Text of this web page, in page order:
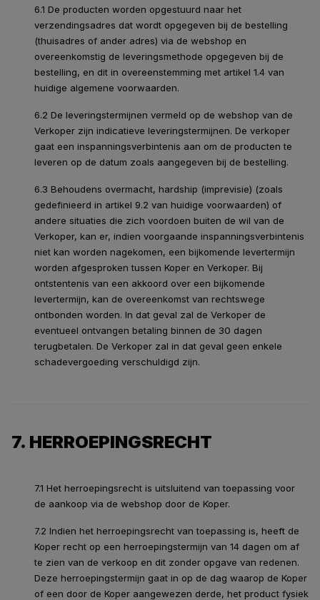
6.1 De producten worden opgestuurd naar het
verzendingsadres dat wordt opgegeven bij de bestelling
(thuisadres of ander adres) via de webshop en
overeenkomstig de leveringsmethode opgegeven bij de
bestelling, en dit in overeenstemming met artikel 1.4 van
huidige algemene voorwaarden.
6.2 De leveringstermijnen vermeld op de webshop van de
Verkoper zijn indicatieve leveringstermijnen. De verkoper
gaat een inspanningsverbintenis aan om de producten te
leveren op de datum zoals aangegeven bij de bestelling.
6.3 Behoudens overmacht, hardship (imprevisie) (zoals
gedefinieerd in artikel 9.2 van huidige voorwaarden) of
andere situaties die zich voordoen buiten de wil van de
Verkoper, kan er, indien voorgaande inspanningsverbintenis
niet kan worden nagekomen, een bijkomende levertermijn
worden afgesproken tussen Koper en Verkoper. Bij
ontstentenis van een akkoord over een bijkomende
levertermijn, kan de overeenkomst van rechtswege
ontbonden worden. In dat geval zal de Verkoper de
eventueel ontvangen betaling binnen de 30 dagen
terugbetalen. De Verkoper zal in dat geval geen enkele
schadevergoeding verschuldigd zijn.
7. HERROEPINGSRECHT
7.1 Het herroepingsrecht is uitsluitend van toepassing voor
de aankoop via de webshop door de Koper.
7.2 Indien het herroepingsrecht van toepassing is, heeft de
Koper recht op een herroepingstermijn van 14 dagen om af
te zien van de verkoop en dit zonder opgave van redenen.
Deze herroepingstermijn gaat in op de dag waarop de Koper
of een door de Koper aangewezen derde, het product fysiek